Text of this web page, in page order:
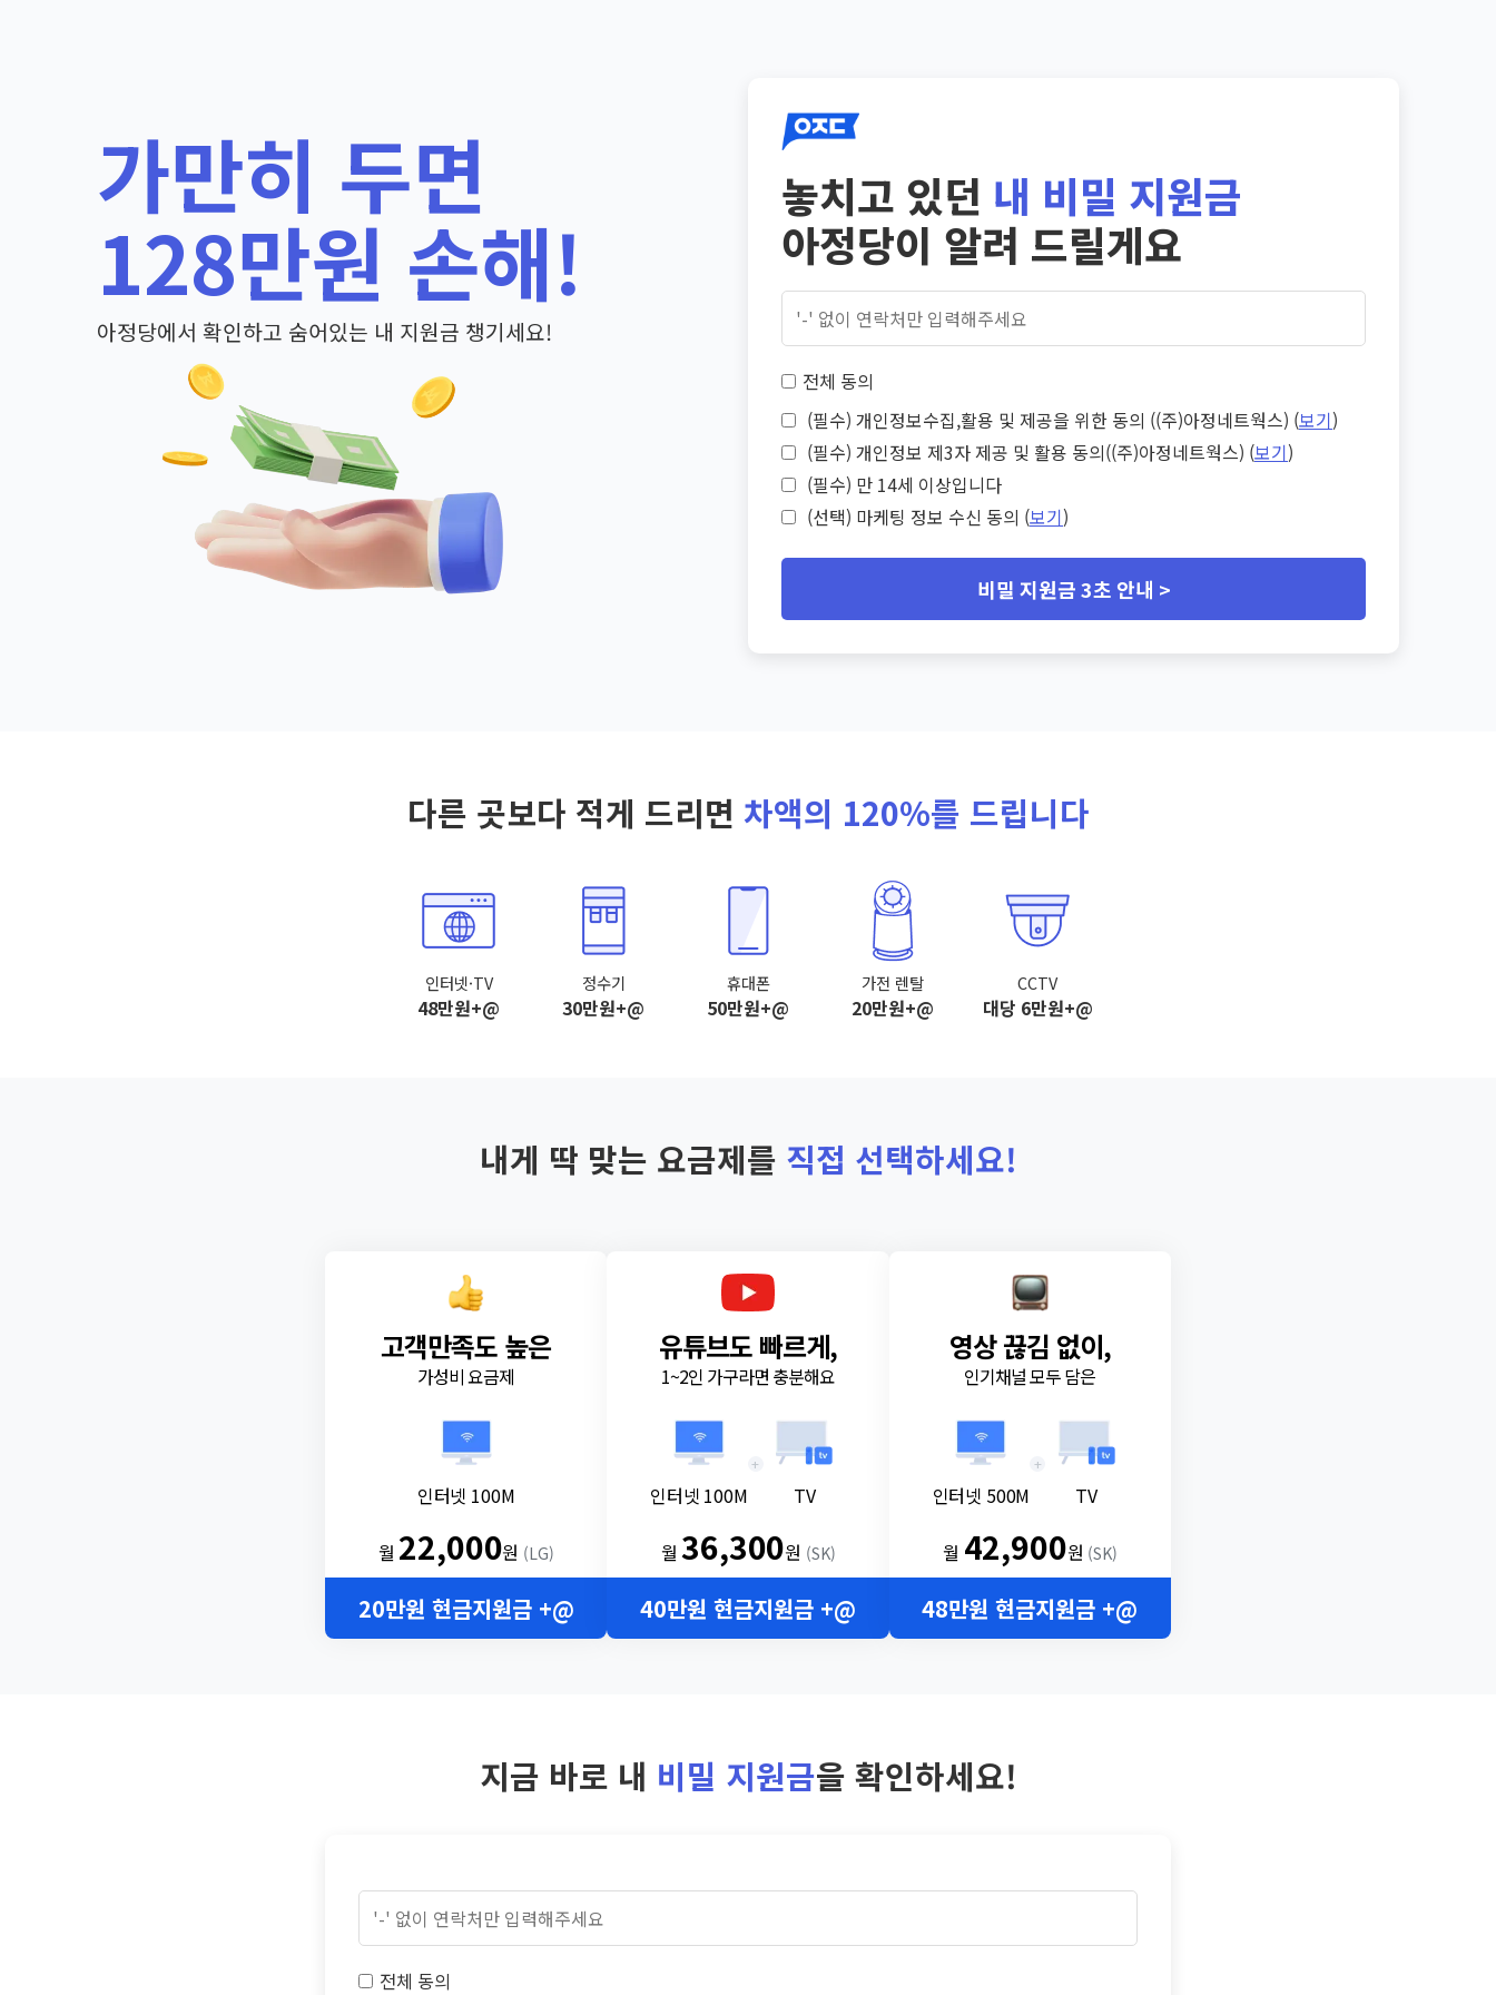
가만히 두면
128만원 손해!
아정당에서 확인하고 숨어있는 내 지원금 챙기세요!
놓치고 있던 내 비밀 지원금
아정당이 알려 드릴게요
전체 동의
(필수) 개인정보수집,활용 및 제공을 위한 동의 ((주)아정네트웍스) (보기)
(필수) 개인정보 제3자 제공 및 활용 동의((주)아정네트웍스) (보기)
(필수) 만 14세 이상입니다
(선택) 마케팅 정보 수신 동의 (보기)
비밀 지원금 3초 안내 >
다른 곳보다 적게 드리면 차액의 120%를 드립니다
인터넷·TV
48만원+@
정수기
30만원+@
휴대폰
50만원+@
가전 렌탈
20만원+@
CCTV
대당 6만원+@
내게 딱 맞는 요금제를 직접 선택하세요!
고객만족도 높은
가성비 요금제
인터넷 100M
월 22,000원 (LG)
20만원 현금지원금 +@
유튜브도 빠르게,
1~2인 가구라면 충분해요
인터넷 100M
+
TV
월36,300원 (SK)
40만원 현금지원금 +@
영상 끊김 없이,
인기채널 모두 담은
인터넷 500M
+
TV
월 42,900원 (SK)
48만원 현금지원금 +@
지금 바로 내 비밀 지원금을 확인하세요!
전체 동의